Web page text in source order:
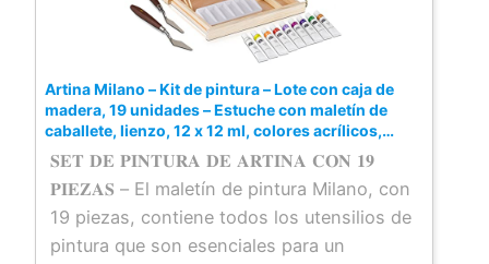
este maletín artistico es muy fácil de
transporte y usable tanto dentro como
𝐄𝐋 𝐒𝐄𝐓 𝐈𝐃𝐄𝐀𝐋 𝐂𝐎𝐌𝐎 𝐑𝐄𝐆𝐀𝐋𝐎 – Este set
de artista es el regalo perfecto para todas
las ocasiones, o para Navidad, los Reyes
Magos, el Día de San Valentín, aniversarios
de empresas, comuniones, confirmaciones
etc.
Artina Milano – Kit de pintura – Lote con caja de
madera, 19 unidades – Estuche con maletín de
caballete, lienzo, 12 x 12 ml, colores acrílicos,
pincel
𝐒𝐄𝐓 𝐃𝐄 𝐏𝐈𝐍𝐓𝐔𝐑𝐀 𝐃𝐄 𝐀𝐑𝐓𝐈𝐍𝐀 𝐂𝐎𝐍 𝟏𝟗
𝐏𝐈𝐄𝐙𝐀𝐒 – El maletín de pintura Milano, con
19 piezas, contiene todos los utensilios de
pintura que son esenciales para un